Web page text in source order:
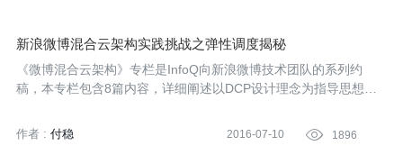
新浪微博混合云架构实践挑战之弹性调度揭秘
《微博混合云架构》专栏是InfoQ向新浪微博技术团队的系列约
稿，本专栏包含8篇内容，详细阐述以DCP设计理念为指导思想的
业务背景下DCP的弹性调度揭秘。
作者 : 付稳 2016-07-10  1896